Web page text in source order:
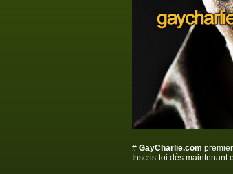
# GayCharlie.com
Inscris-toi dès maintenant